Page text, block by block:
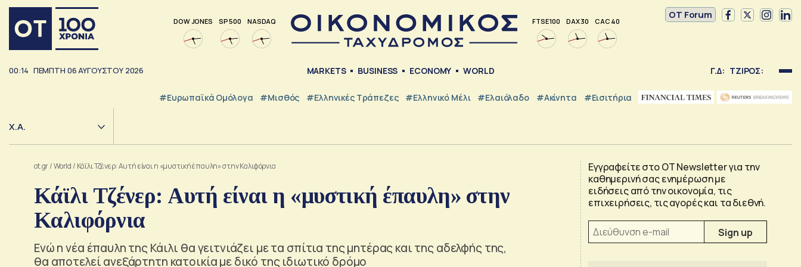
DOW JONES SP 500 NASDAQ FTSE 100 DAX 30 CAC 40
OT Forum
00:14 ΠΕΜΠΤΗ 06ΑΥΓΟΥΣΤΟΥ 2026 MARKETS BUSINESS ECONOMY WORLD Γ.Δ: ΤΖΙΡΟΣ:
#Ευρωπαϊκά Ομόλογα #Μισθός #ελληνικές Τράπεζες #Ελληνικό Μέλι #Ελαιόλαδο #Ακίνητα #εισιτήρια
Χ.Α.
ot.gr/World / Κάϊλι Τζένερ: Αυτή είναι η «μυστική έπαυλη» στην Καλιφόρνια
Κάϊλι Τζένερ: Αυτή είναι η «μυστική έπαυλη» στην
Καλιφόρνια
Ενώ η νέα έπαυλη της Κάιλι θα γειτνιάζει με τα σπίτια της μητέρας και της αδελφής της,
θα αποτελεί ανεξάρτητη κατοικία με δικό της ιδιωτικό δρόμο
Εγγραφείτε στο OT Newsletter για την
καθημερινή σας ενημέρωση με
ειδήσεις από την οικονομία, τις
επιχειρήσεις, τις αγορές και τα διεθνή.